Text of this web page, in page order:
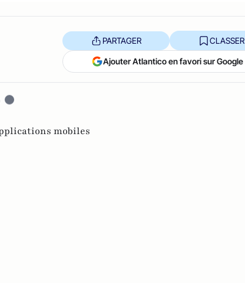
PARTAGER CLASSER
Ajouter Atlantico en favori sur Google
mobiles